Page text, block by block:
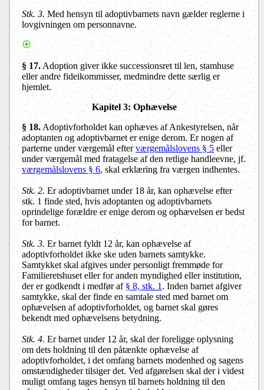
Stk. 3. Med hensyn til adoptivbarnets navn gælder reglerne i
lovgivningen om personnavne.
§ 17. Adoption giver ikke successionsret til len, stamhuse
eller andre fideikommisser, medmindre dette særlig er
hjemlet.
Kapitel 3: Ophævelse
§ 18. Adoptivforholdet kan ophæves af Ankestyrelsen, når
adoptanten og adoptivbarnet er enige derom. Er nogen af
parterne under værgemål efterværgemålslovens § 5 eller
under værgemål med fratagelse af den retlige handleevne, jf.
værgemålslovens § 6, skal erklæring fra værgen indhentes.
Stk. 2.Er adoptivbarnet under 18 år, kan ophævelse efter
stk. 1 finde sted, hvis adoptanten og adoptivbarnets
oprindelige forældre er enige derom og ophævelsen er bedst
for barnet.
Stk. 3.Er barnet fyldt 12 år, kan ophævelse af
adoptivforholdet ikke ske uden barnets samtykke.
Samtykket skal afgives under personligt fremmøde for
Familieretshuset eller for anden myndighed eller institution,
der er godkendt i medfør af§ 8, stk. 1 . Inden barnet afgiver
samtykke, skal der finde en samtale sted med barnet om
ophævelsen af adoptivforholdet, og barnet skal gøres
bekendt med ophævelsens betydning.
Stk. 4. Er barnet under 12 år, skal der foreligge oplysning
om dets holdning til den påtænkte ophævelse af
adoptivforholdet, i det omfang barnets modenhed og sagens
omstændigheder tilsiger det. Ved afgørelsen skal der i videst
muligt omfang tages hensyn til barnets holdning til den